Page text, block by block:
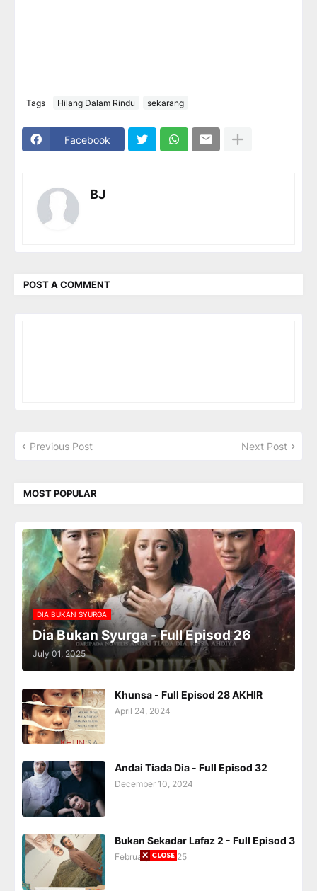
Tags Hilang Dalam Rindu sekarang
Facebook
BJ
POST A COMMENT
Previous Post Next Post
MOST POPULAR
DIA BUKAN SYURGA
Dia Bukan Syurga - Full Episod 26
July 01, 2025
Khunsa - Full Episod 28 AKHIR
April 24, 2024
Andai Tiada Dia - Full Episod 32
December 10, 2024
Bukan Sekadar Lafaz 2 - Full Episod 3
February 28, 2025